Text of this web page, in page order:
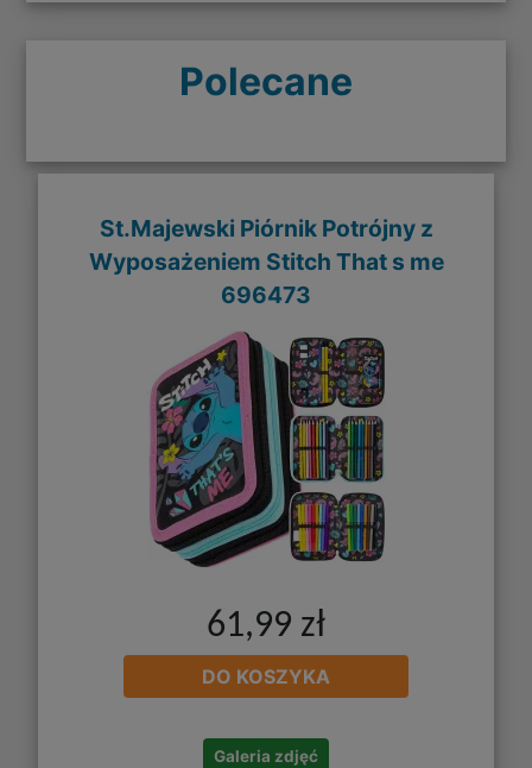
Polecane
St.Majewski Piórnik Potrójny z
Wyposażeniem Stitch That s me
696473
61,99 zł
DO KOSZYKA
Galeria zdjęć